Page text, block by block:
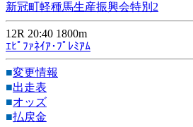
新冠町軽種馬生産振興会特別2
12R 20:40 1800m
ｴﾋﾟﾌｧﾈｲｱ･ﾌﾟﾚﾐｱﾑ
■変更情報
■出走表
■オッズ
■払戻金